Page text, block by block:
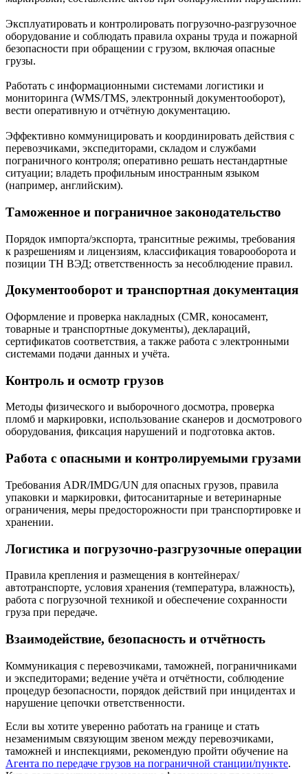
Эксплуатировать и контролировать погрузочно-разгрузочное
оборудование и соблюдать правила охраны труда и пожарной
безопасности при обращении с грузом, включая опасные
грузы.
Работать с информационными системами логистики и
мониторинга (WMS/TMS, электронный документооборот),
вести оперативную и отчётную документацию.
Эффективно коммуницировать и координировать действия с
перевозчиками, экспедиторами, складом и службами
пограничного контроля; оперативно решать нестандартные
ситуации; владеть профильным иностранным языком
(например, английским).
Таможенное и пограничное законодательство
Порядок импорта/экспорта, транситные режимы, требования
к разрешениям и лицензиям, классификация товарооборота и
позиции ТН ВЭД; ответственность за несоблюдение правил.
Документооборот и транспортная документация
Оформление и проверка накладных (CMR, коносамент,
товарные и транспортные документы), деклараций,
сертификатов соответствия, а также работа с электронными
системами подачи данных и учёта.
Контроль и осмотр грузов
Методы физического и выборочного досмотра, проверка
пломб и маркировки, использование сканеров и досмотрового
оборудования, фиксация нарушений и подготовка актов.
Работа с опасными и контролируемыми грузами
Требования ADR/IMDG/UN для опасных грузов, правила
упаковки и маркировки, фитосанитарные и ветеринарные
ограничения, меры предосторожности при транспортировке и
хранении.
Логистика и погрузочно-разгрузочные операции
Правила крепления и размещения в контейнерах/
автотранспорте, условия хранения (температура, влажность),
работа с погрузочной техникой и обеспечение сохранности
груза при передаче.
Взаимодействие, безопасность и отчётность
Коммуникация с перевозчиками, таможней, пограничниками
и экспедиторами; ведение учёта и отчётности, соблюдение
процедур безопасности, порядок действий при инцидентах и
нарушение цепочки ответственности.
Если вы хотите уверенно работать на границе и стать
незаменимым связующим звеном между перевозчиками,
таможней и инспекциями, рекомендую пройти обучение на
Агента по передаче грузов на пограничной станции/пункте.